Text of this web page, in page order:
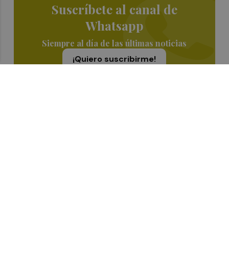
Suscríbete al canal de
Whatsapp
Siempre al día de las últimas noticias
¡Quiero suscribirme!